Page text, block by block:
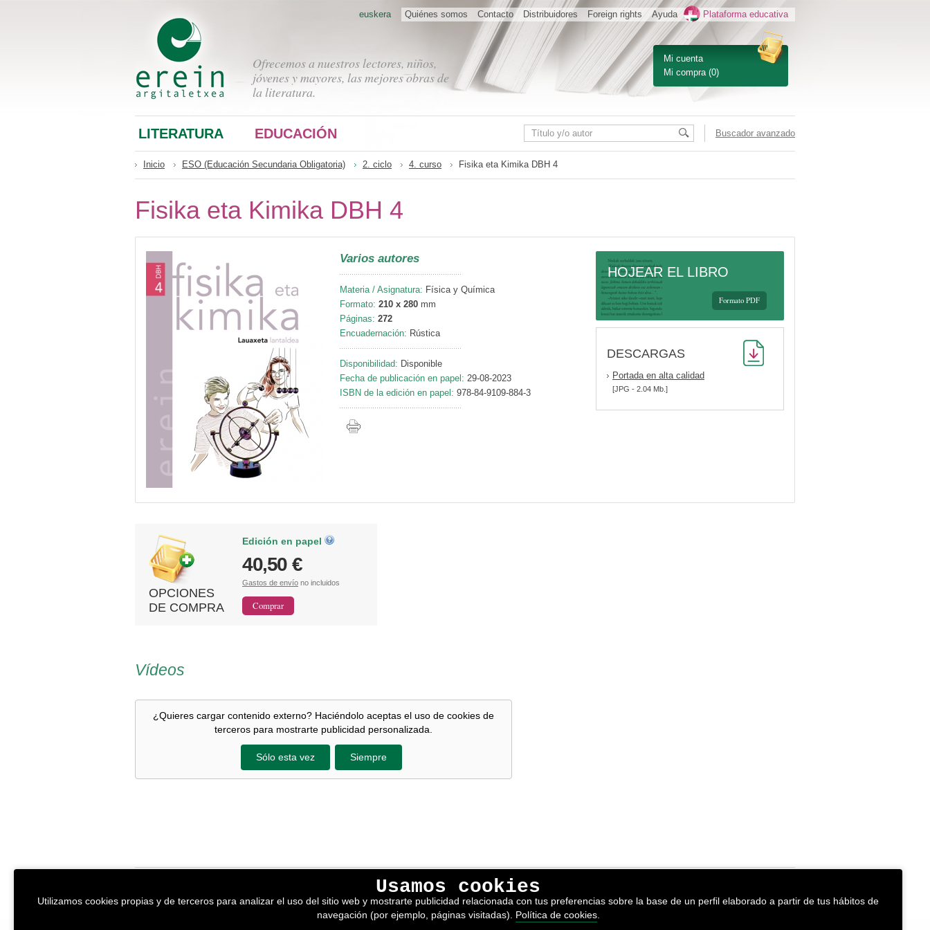
Mi cuenta
Mi compra (0)
Ofrecemos a nuestros lectores, niños,
jóvenes y mayores, las mejores obras de
la literatura.
Quiénes somos Contacto Distribuidores Foreign rights Ayuda Plataforma educativa
euskera
LITERATURA EDUCACIÓN Buscador avanzado
Inicio ESO (Educación Secundaria Obligatoria) 2. ciclo 4. curso Fisika eta Kimika DBH 4
Fisika eta Kimika DBH 4
Varios autores
Materia / Asignatura: Física y Química
Formato: 210 x 280 mm
Páginas: 272
Encuadernación: Rústica
Disponibilidad: Disponible
Fecha de publicación en papel: 29-08-2023
ISBN de la edición en papel: 978-84-9109-884-3
HOJEAR EL LIBRO
Formato PDF
DESCARGAS
Portada en alta calidad
[JPG - 2.04 Mb.]
OPCIONES
DE COMPRA
Edición en papel
40,50 €
Gastos de envío no incluidos
Vídeos
¿Quieres cargar contenido externo? Haciéndolo aceptas el uso de cookies de
terceros para mostrarte publicidad personalizada.
Sólo esta vez Siempre
Tolosa etorbidea 107.
Aviso legal y política de privacidad
Política de Cookies
Condiciones generales de venta
Usamos cookies
Utilizamos cookies propias y de terceros para analizar el uso del sitio web y mostrarte publicidad relacionada con tus preferencias sobre la base de un perfil elaborado a partir de tus hábitos de
navegación (por ejemplo, páginas visitadas). Política de cookies.